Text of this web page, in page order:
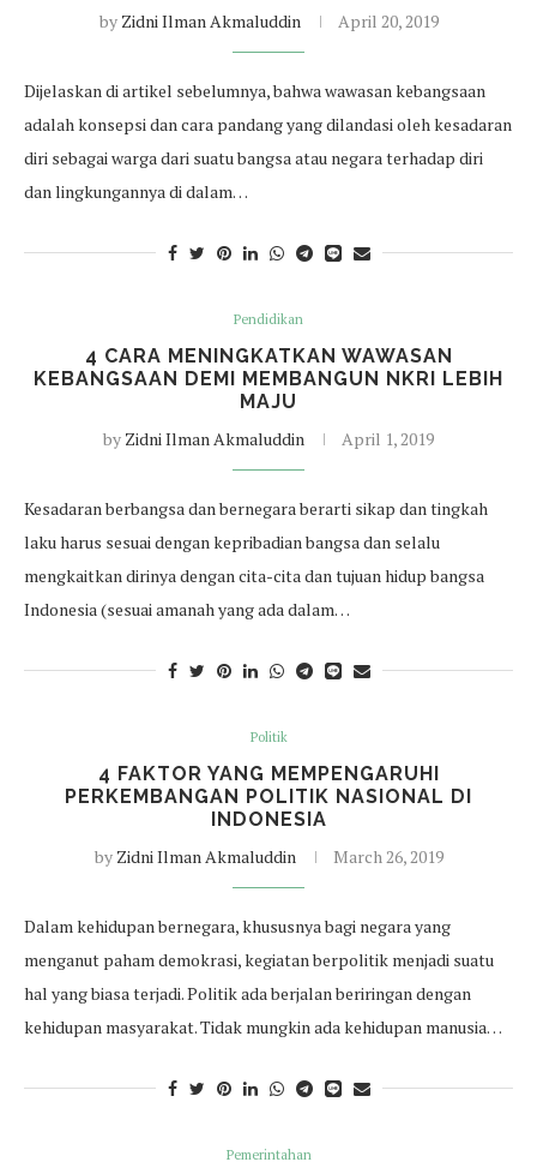
by Zidni Ilman Akmaluddin April 20, 2019
Dijelaskan di artikel sebelumnya, bahwa wawasan kebangsaan
adalah konsepsi dan cara pandang yang dilandasi oleh kesadaran
diri sebagai warga dari suatu bangsa atau negara terhadap diri
dan lingkungannya di dalam…
Pendidikan
4 CARA MENINGKATKAN WAWASAN
KEBANGSAAN DEMI MEMBANGUN NKRI LEBIH
MAJU
by Zidni Ilman Akmaluddin April 1, 2019
Kesadaran berbangsa dan bernegara berarti sikap dan tingkah
laku harus sesuai dengan kepribadian bangsa dan selalu
mengkaitkan dirinya dengan cita-cita dan tujuan hidup bangsa
Indonesia (sesuai amanah yang ada dalam…
Politik
4 FAKTOR YANG MEMPENGARUHI
PERKEMBANGAN POLITIK NASIONAL DI
INDONESIA
by Zidni Ilman Akmaluddin March 26, 2019
Dalam kehidupan bernegara, khususnya bagi negara yang
menganut paham demokrasi, kegiatan berpolitik menjadi suatu
hal yang biasa terjadi. Politik ada berjalan beriringan dengan
kehidupan masyarakat. Tidak mungkin ada kehidupan manusia…
Pemerintahan